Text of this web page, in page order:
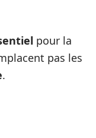
pour la
pas les
.